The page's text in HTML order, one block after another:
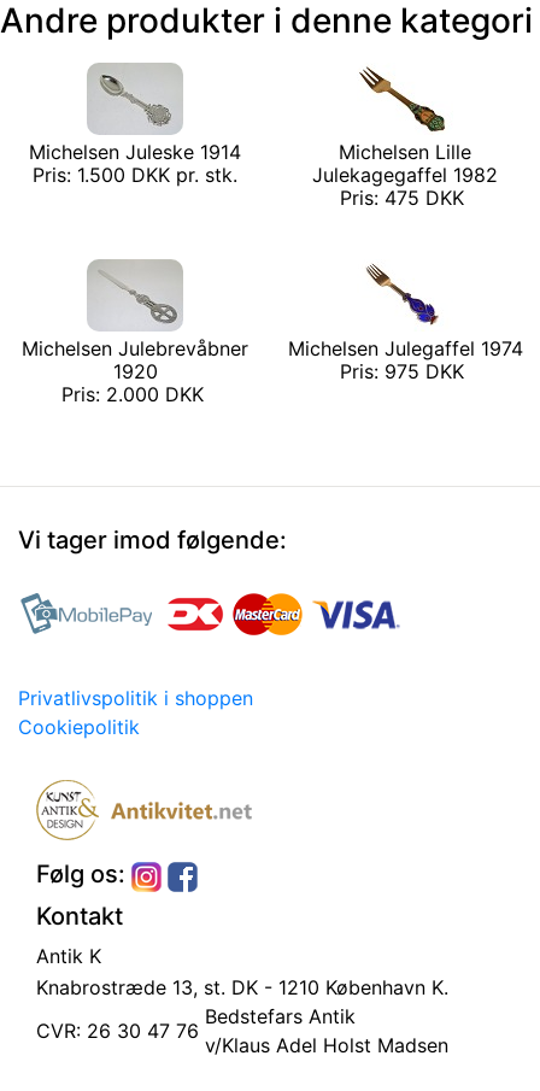
Andre produkter i denne kategori
Michelsen Juleske 1914
Pris: 1.500 DKK pr. stk.
Michelsen Lille
Julekagegaffel 1982
Pris: 475 DKK
Michelsen Julebrevåbner
1920
Pris: 2.000 DKK
Michelsen Julegaffel 1974
Pris: 975 DKK
Vi tager imod følgende:
Privatlivspolitik i shoppen
Cookiepolitik
Følg os:
Kontakt
Antik K
Knabrostræde 13, st. DK - 1210 København K.
CVR: 26 30 47 76
Bedstefars Antik
v/Klaus Adel Holst Madsen